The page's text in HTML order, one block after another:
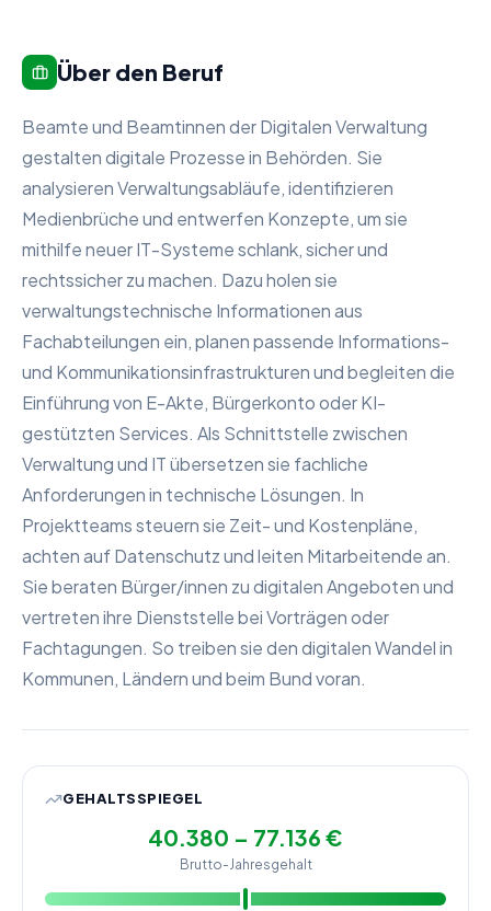
Über den Beruf
Beamte und Beamtinnen der Digitalen Verwaltung
gestalten digitale Prozesse in Behörden. Sie
analysieren Verwaltungsabläufe, identifizieren
Medienbrüche und entwerfen Konzepte, um sie
mithilfe neuer IT-Systeme schlank, sicher und
rechtssicher zu machen. Dazu holen sie
verwaltungstechnische Informationen aus
Fachabteilungen ein, planen passende Informations-
und Kommunikationsinfrastrukturen und begleiten die
Einführung von E-Akte, Bürgerkonto oder KI-
gestützten Services. Als Schnittstelle zwischen
Verwaltung und IT übersetzen sie fachliche
Anforderungen in technische Lösungen. In
Projektteams steuern sie Zeit- und Kostenpläne,
achten auf Datenschutz und leiten Mitarbeitende an.
Sie beraten Bürger/innen zu digitalen Angeboten und
vertreten ihre Dienststelle bei Vorträgen oder
Fachtagungen. So treiben sie den digitalen Wandel in
Kommunen, Ländern und beim Bund voran.
GEHALTSSPIEGEL
40.380 – 77.136 €
Brutto-Jahresgehalt